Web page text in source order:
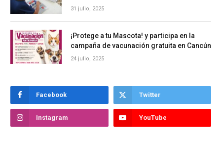
31 julio, 2025
¡Protege a tu Mascota! y participa en la
campaña de vacunación gratuita en Cancún
24 julio, 2025
Facebook Twitter
Instagram YouTube